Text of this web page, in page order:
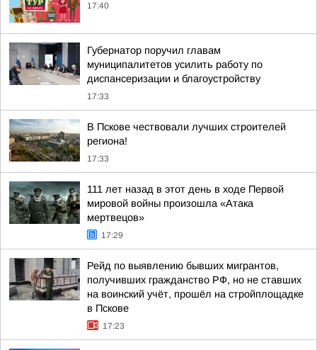
17:40
Губернатор поручил главам
муниципалитетов усилить работу по
диспансеризации и благоустройству
17:33
В Пскове чествовали лучших строителей
региона!
17:33
111 лет назад в этот день в ходе Первой
мировой войны произошла «Атака
мертвецов»
17:29
Рейд по выявлению бывших мигрантов,
получивших гражданство РФ, но не ставших
на воинский учёт, прошёл на стройплощадке
в Пскове
17:23